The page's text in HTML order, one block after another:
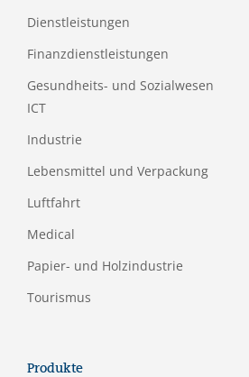
Dienstleistungen
Finanzdienstleistungen
Gesundheits- und Sozialwesen
ICT
Industrie
Lebensmittel und Verpackung
Luftfahrt
Medical
Papier- und Holzindustrie
Tourismus
Produkte